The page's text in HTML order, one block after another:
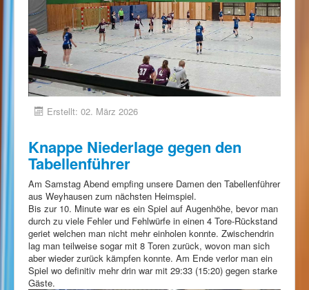
Erstellt: 02. März 2026
Knappe Niederlage gegen den
Tabellenführer
Am Samstag Abend empfing unsere Damen den Tabellenführer
aus Weyhausen zum nächsten Heimspiel.
Bis zur 10. Minute war es ein Spiel auf Augenhöhe, bevor man
durch zu viele Fehler und Fehlwürfe in einen 4 Tore-Rückstand
geriet welchen man nicht mehr einholen konnte. Zwischendrin
lag man teilweise sogar mit 8 Toren zurück, wovon man sich
aber wieder zurück kämpfen konnte. Am Ende verlor man ein
Spiel wo definitiv mehr drin war mit 29:33 (15:20) gegen starke
Gäste.